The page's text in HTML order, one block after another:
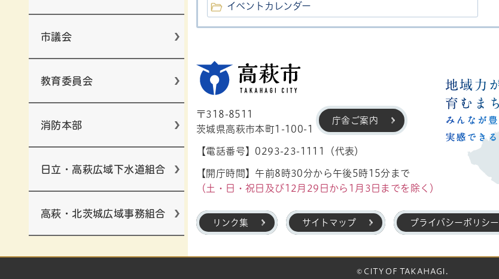
市議会
教育委員会
消防本部
日立・高萩広域下水道組合
高萩・北茨城広域事務組合
イベントカレンダー
〒318-8511
茨城県高萩市本町1-100-1
【電話番号】0293-23-1111（代表）
【開庁時間】午前8時30分から午後5時15分まで
（土・日・祝日及び12月29日から1月3日までを除く）
庁舎ご案内
リンク集 サイトマップ プライバシーポリシー
© CITY OF TAKAHAGI.